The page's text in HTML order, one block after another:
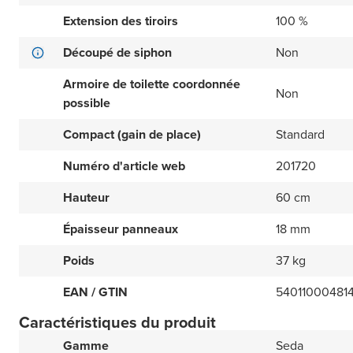
Extension des tiroirs
100 %
Découpé de siphon
Non
Armoire de toilette coordonnée
possible
Non
Compact (gain de place)
Standard
Numéro d'article web
201720
Hauteur
60 cm
Épaisseur panneaux
18 mm
Poids
37 kg
EAN / GTIN
Caractéristiques du produit
Gamme Seda